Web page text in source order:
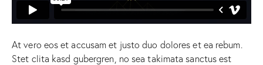
At vero eos et accusam et justo duo dolores et ea rebum.
Stet clita kasd gubergren, no sea takimata sanctus est